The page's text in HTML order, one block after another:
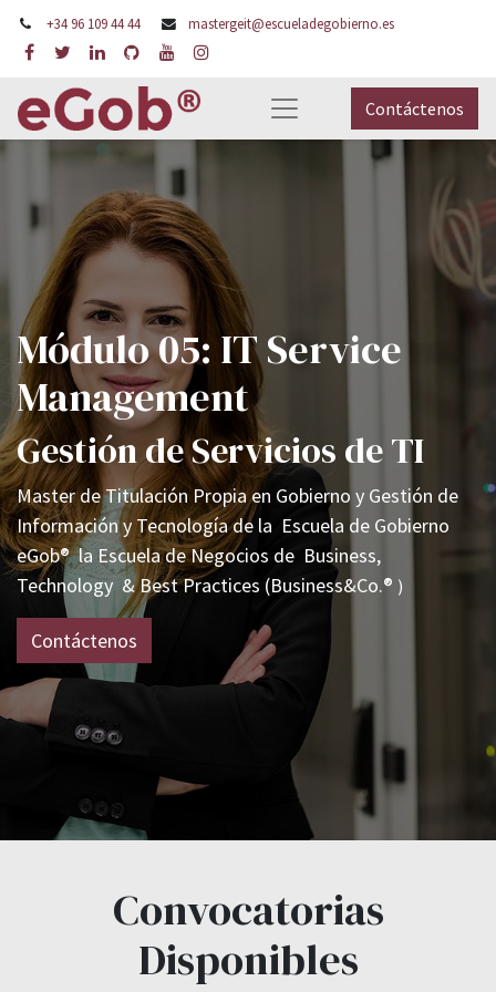
+34 96 109 44 44 mastergeit@escueladegobierno.es
Contáctenos
Módulo 05: IT Service
Management
Gestión de Servicios de TI
Master de Titulación Propia en Gobierno y Gestión de
Información y Tecnología de la Escuela de Gobierno
eGob®la Escuela de Negocios de Business,
Technology & Best Practices (Business&Co.® )
Contáctenos
Convocatorias
Disponibles